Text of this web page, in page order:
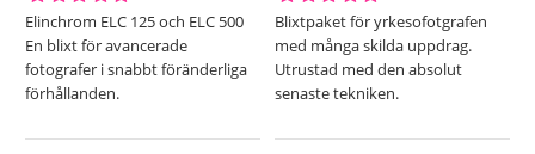
Elinchrom ELC 125 och ELC 500
En blixt för avancerade
fotografer i snabbt föränderliga
förhållanden.
Blixtpaket för yrkesofotgrafen
med många skilda uppdrag.
Utrustad med den absolut
senaste tekniken.